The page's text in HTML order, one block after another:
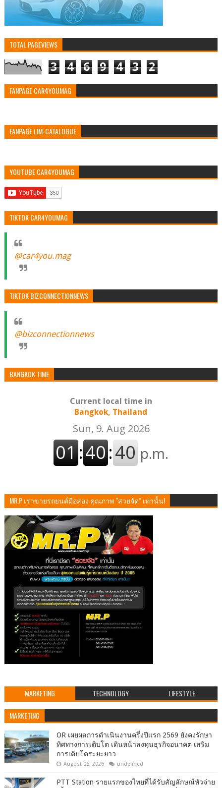
TOTAL PAGEVIEWS
3 4 6 9 4 3 2
FANPAGE CAR4YOUMAG
FANPAGE LIM-CATALOGUE
YOUTUBE CAR4YOUMAG
TIKTOK CAR4YOUMAG
@car4you.mag
TIKTOK BIZCONNECTIONNEWS
@bizconnectionnews
BANGKOK TIME
Current local time in
Bangkok, Thailand
MR.P เราขายรถยนต์มือสอง คุณภาพ "สวยจัด" เท่านั้น!
MARKETING TECHNOLOGY LIFESTYLE
MARKETING
OR เผยผลการดำเนินงานครึ่งปีแรก 2569 ยังคงรักษา
ทิศทางการเติบโต เดินหน้าลงทุนธุรกิจอนาคต เสริม
การเติบโตระยะยาว
August 06, 2026 undefined
PTT Station รายแรกของไทยที่ได้รับสัญลักษณ์หัวจ่าย